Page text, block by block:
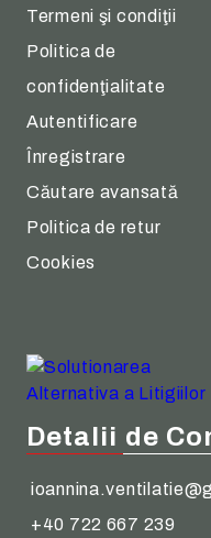
Termeni şi condiţii
Politica de
confidenţialitate
Autentificare
Înregistrare
Căutare avansată
Politica de retur
Cookies
Detalii de
+40 722 667 239